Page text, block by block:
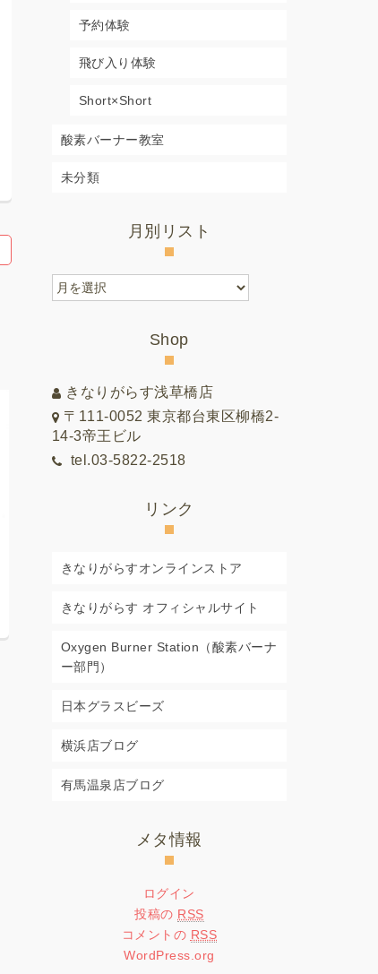
2026.7月8月教室スケジュー
2026年6月29日
予約体験
飛び入り体験
Short×Short
酸素バーナー教室
未分類
月別リスト
月
別
Shop
きなりがらす浅草橋店
〒111-0052 東京都台東区柳橋2-
14-3帝王ビル
tel.03-5822-2518
リンク
きなりがらすオンラインストア
きなりがらす オフィシャルサイト
Oxygen Burner Station（酸素バーナ
ー部門）
日本グラスビーズ
横浜店ブログ
有馬温泉店ブログ
メタ情報
ログイン
投稿の RSS
コメントの RSS
WordPress.org